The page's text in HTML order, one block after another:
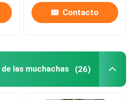
Contacto
las muchachas (26)